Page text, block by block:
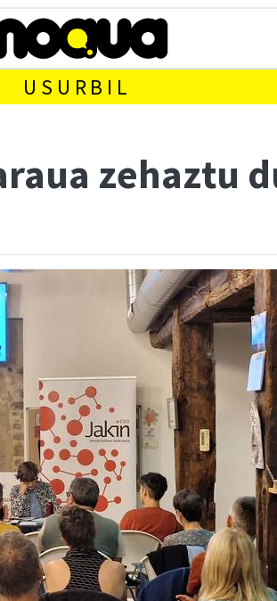
USURBIL
zehaztu